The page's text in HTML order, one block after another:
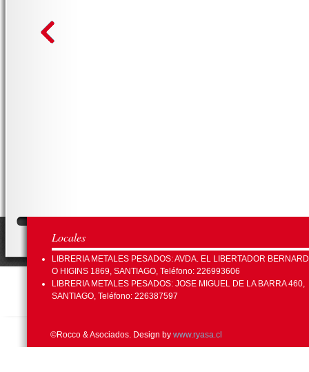
Locales
LIBRERIA METALES PESADOS: AVDA. EL LIBERTADOR
O HIGINS 1869, SANTIAGO, Teléfono: 226993606
LIBRERIA METALES PESADOS: JOSE MIGUEL DE LA BARRA 460,
SANTIAGO, Teléfono: 226387597
©Rocco & Asociados. Design by www.ryasa.cl